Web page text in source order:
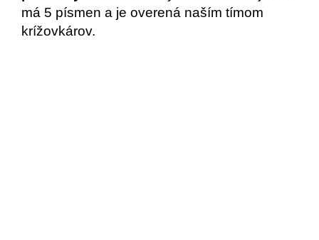
má 5 písmen a je overená naším tímom
krížovkárov.